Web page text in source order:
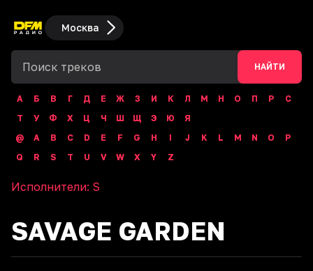
Москва
НАЙТИ
А Б В Г Д Е Ж З И К Л М Н О П Р
С
Т
У Ф Х Ц Ч Ш Щ Э Ю
Я
@
A B C D E F G H I J K L M N O
P
Q
R S T U V W X Y Z
Исполнители: S
SAVAGE GARDEN